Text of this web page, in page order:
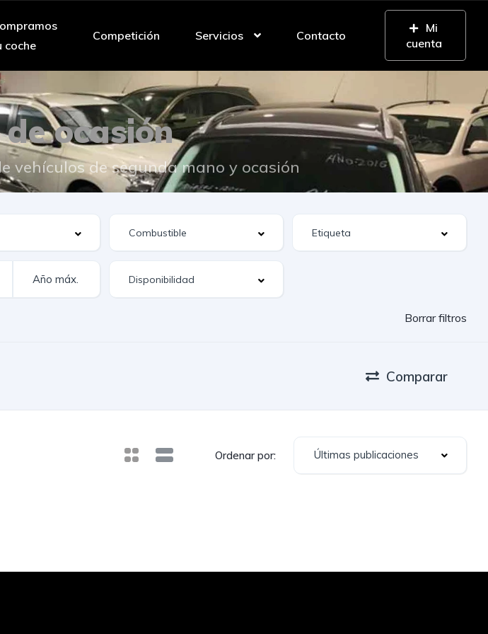
coche
Competición Servicios Contacto
Mi
cuenta
de ocasión
vehículos de segunda mano y ocasión
Borrar filtros
Comparar
Ordenar por: Últimas publicaciones